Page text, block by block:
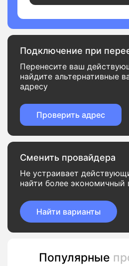
Подключение при
Перенесите ваш
найдите альтернативные
адресу
Проверить адрес
Сменить провайдера
Не устраивает
найти более экономичный
Найти варианты
Популярные